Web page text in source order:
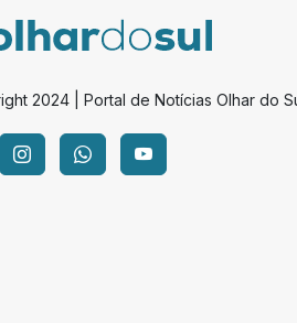
2024 | Portal de Notícias Olhar do